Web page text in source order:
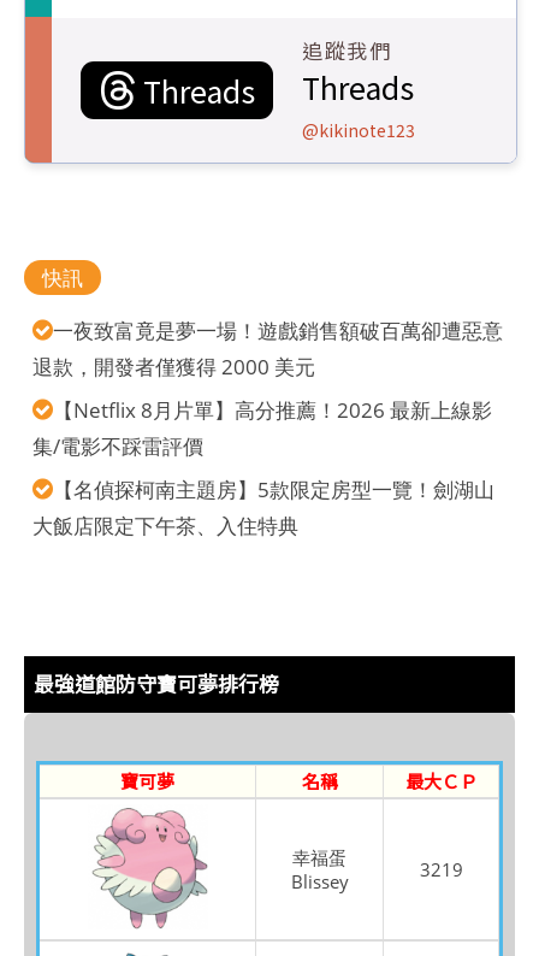
Threads
追蹤我們
Threads
@kikinote123
快訊
一夜致富竟是夢一場！遊戲銷售額破百萬卻遭惡意
退款，開發者僅獲得 2000 美元
【Netflix 8月片單】高分推薦！2026 最新上線影
集/電影不踩雷評價
【名偵探柯南主題房】5款限定房型一覽！劍湖山
大飯店限定下午茶、入住特典
最強道館防守寶可夢排行榜
寶可夢 名稱 最大ＣＰ
幸福蛋
Blissey
3219